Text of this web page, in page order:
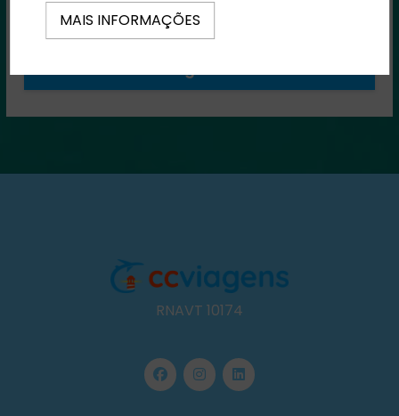
Ao se registar, está a consentir os nossos
Registar
RNAVT 10174
MAIS INFORMAÇÕES